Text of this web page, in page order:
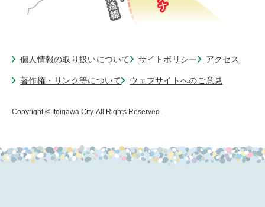
個人情報の取り扱いについて サイトポリシー アクセス
著作権・リンク等について ウェブサイトへのご意見
Copyright © Itoigawa City. All Rights Reserved.